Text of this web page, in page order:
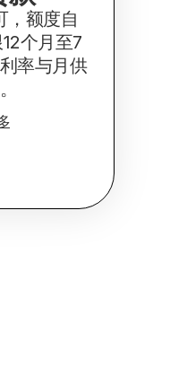
，额度自
个月至7
率与月供